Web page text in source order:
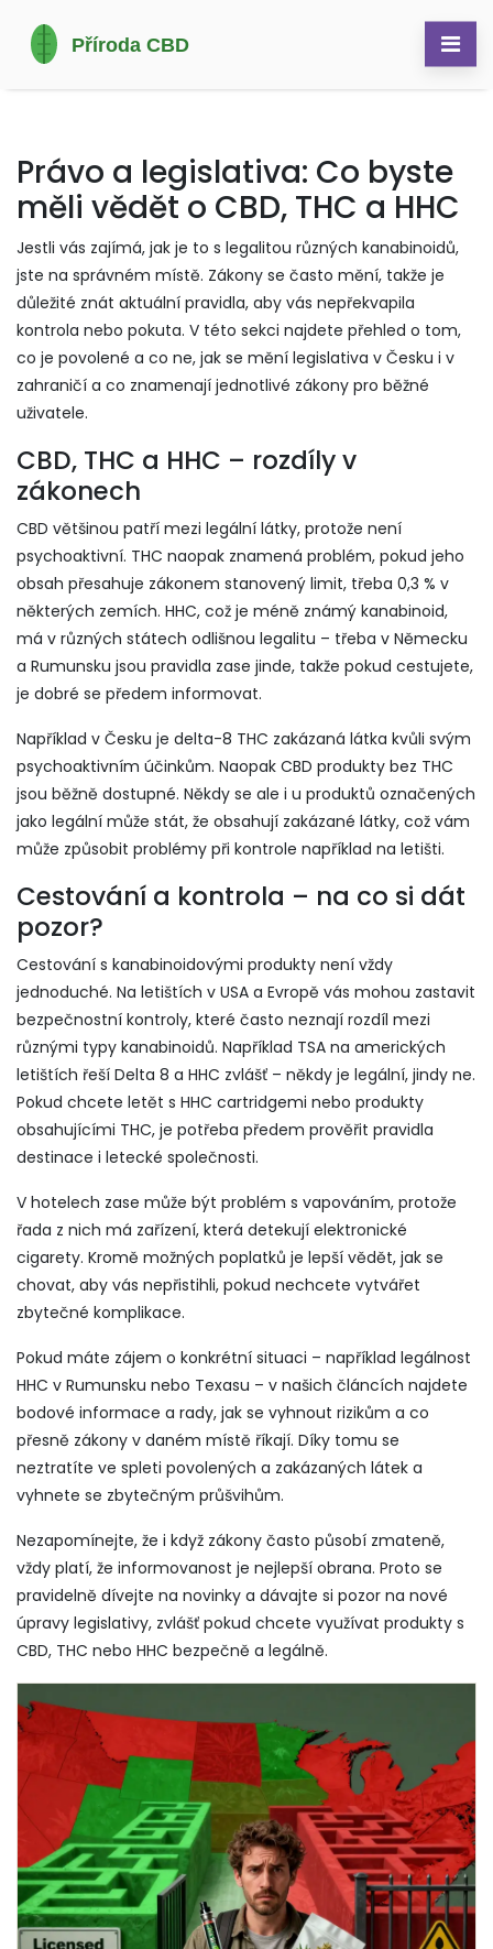
Právo a legislativa: Co byste
měli vědět o CBD, THC a HHC
Jestli vás zajímá, jak je to s legalitou různých kanabinoidů,
jste na správném místě. Zákony se často mění, takže je
důležité znát aktuální pravidla, aby vás nepřekvapila
kontrola nebo pokuta. V této sekci najdete přehled o tom,
co je povolené a co ne, jak se mění legislativa v Česku i v
zahraničí a co znamenají jednotlivé zákony pro běžné
uživatele.
CBD, THC a HHC – rozdíly v
zákonech
CBD většinou patří mezi legální látky, protože není
psychoaktivní. THC naopak znamená problém, pokud jeho
obsah přesahuje zákonem stanovený limit, třeba 0,3 % v
některých zemích. HHC, což je méně známý kanabinoid,
má v různých státech odlišnou legalitu – třeba v Německu
a Rumunsku jsou pravidla zase jinde, takže pokud cestujete,
je dobré se předem informovat.
Například v Česku je delta-8 THC zakázaná látka kvůli svým
psychoaktivním účinkům. Naopak CBD produkty bez THC
jsou běžně dostupné. Někdy se ale i u produktů označených
jako legální může stát, že obsahují zakázané látky, což vám
může způsobit problémy při kontrole například na letišti.
Cestování a kontrola – na co si dát
pozor?
Cestování s kanabinoidovými produkty není vždy
jednoduché. Na letištích v USA a Evropě vás mohou zastavit
bezpečnostní kontroly, které často neznají rozdíl mezi
různými typy kanabinoidů. Například TSA na amerických
letištích řeší Delta 8 a HHC zvlášť – někdy je legální, jindy ne.
Pokud chcete letět s HHC cartridgemi nebo produkty
obsahujícími THC, je potřeba předem prověřit pravidla
destinace i letecké společnosti.
V hotelech zase může být problém s vapováním, protože
řada z nich má zařízení, která detekují elektronické
cigarety. Kromě možných poplatků je lepší vědět, jak se
chovat, aby vás nepřistihli, pokud nechcete vytvářet
zbytečné komplikace.
Pokud máte zájem o konkrétní situaci – například legálnost
HHC v Rumunsku nebo Texasu – v našich článcích najdete
bodové informace a rady, jak se vyhnout rizikům a co
přesně zákony v daném místě říkají. Díky tomu se
neztratíte ve spleti povolených a zakázaných látek a
vyhnete se zbytečným průšvihům.
Nezapomínejte, že i když zákony často působí zmateně,
vždy platí, že informovanost je nejlepší obrana. Proto se
pravidelně dívejte na novinky a dávajte si pozor na nové
úpravy legislativy, zvlášť pokud chcete využívat produkty s
CBD, THC nebo HHC bezpečně a legálně.